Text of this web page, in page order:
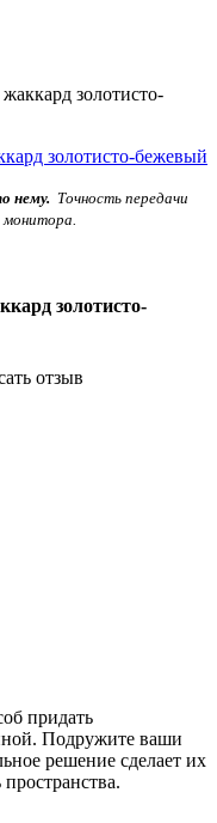
золотисто-
нему. Точность передачи
монитора.
золотисто-
отзыв
придать
Подружите ваши
решение сделает их